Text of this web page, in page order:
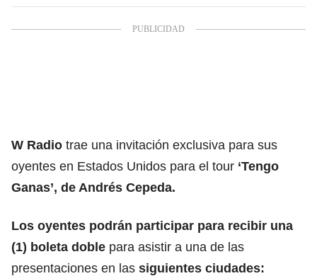
W Radio trae una invitación exclusiva para sus
oyentes en Estados Unidos para el tour ‘Tengo
Ganas’, de Andrés Cepeda.
Los oyentes podrán participar para recibir una
(1) boleta doble para asistir a una de las
presentaciones en las siguientes ciudades: